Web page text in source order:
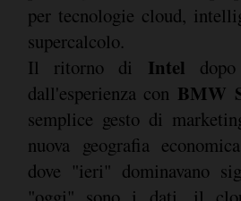
per tecnologie cloud,
supercalcolo.
Il ritorno di Intel
dall'esperienza con BMW
semplice gesto di
nuova geografia
dove "ieri" dominavano